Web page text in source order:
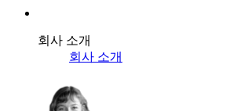
회사 소개
회사 소개